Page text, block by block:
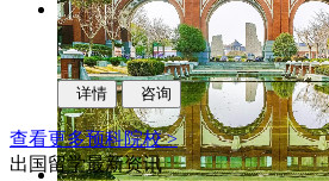
合肥工业大学
科研实力,学科优势,人才培养质
详情 咨询
查看更多预科院校 >
出国留学最新资讯